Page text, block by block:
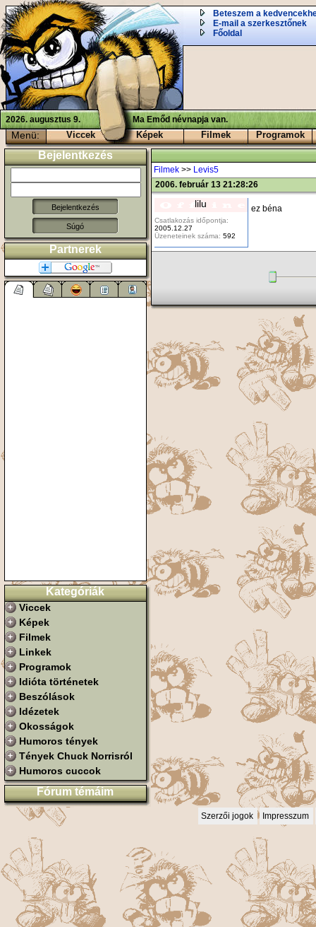
Beteszem a
E-mail a szerkesztőnek
Főoldal
2026. augusztus 9. Ma Emőd névnapja van.
Menü: Viccek Képek Filmek Programok
Bejelentkezés
Súgó
Partnerek
Kategóriák
Viccek
Képek
Filmek
Linkek
Programok
Idióta történetek
Beszólások
Idézetek
Okosságok
Humoros tények
Tények Chuck Norrisról
Humoros cuccok
Fórum témáim
Filmek >> Levis5
2006. február 13 21:28:26
lilu
Csatlakozás időpontja:
2005.12.27
Üzeneteinek száma: 592
ez béna
Szerzői jogok Impresszum